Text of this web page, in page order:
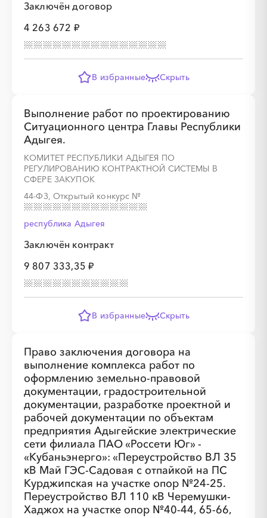
Заключён договор
4 263 672 ₽
В избранные Скрыть
Выполнение работ по проектированию
Ситуационного центра Главы Республики
Адыгея.
КОМИТЕТ РЕСПУБЛИКИ АДЫГЕЯ ПО
РЕГУЛИРОВАНИЮ КОНТРАКТНОЙ СИСТЕМЫ В
СФЕРЕ ЗАКУПОК
44-ФЗ, Открытый конкурс №
республика Адыгея
Заключён контракт
9 807 333,35 ₽
В избранные Скрыть
Право заключения договора на
выполнение комплекса работ по
оформлению земельно-правовой
документации, градостроительной
документации, разработке проектной и
рабочей документации по объектам
предприятия Адыгейские электрические
сети филиала ПАО «Россети Юг» -
«Кубаньэнерго»: «Переустройство ВЛ 35
кВ Май ГЭС-Садовая с отпайкой на ПС
Курджипская на участке опор №24-25.
Переустройство ВЛ 110 кВ Черемушки-
Хаджох на участке опор №40-44, 65-66,
░
░
░
░
░░ ░░ ░ ░ ░░░
░
░
░
░
░
░
░
░
░
░
░
░
░
░ ░░ ░░ ░░ ░░ ░
░░ ░░░░ ░░ ░ ░
░
░